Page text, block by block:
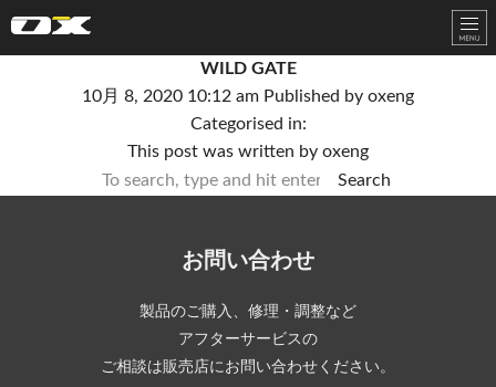
WILD GATE
10月 8, 2020 10:12 am Published by oxeng
Categorised in:
This post was written by oxeng
Search
お問い合わせ
製品のご購入、修理・調整など
アフターサービスの
ご相談は販売店にお問い合わせください。